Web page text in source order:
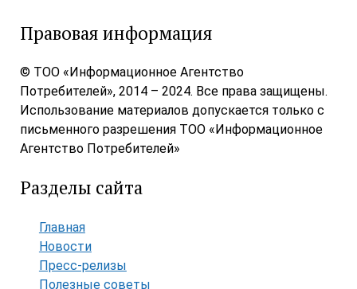
Правовая информация
© ТОО «Информационное Агентство
Потребителей», 2014 – 2024. Все права защищены.
Использование материалов допускается только с
письменного разрешения ТОО «Информационное
Агентство Потребителей»
Разделы сайта
Главная
Новости
Пресс-релизы
Полезные советы